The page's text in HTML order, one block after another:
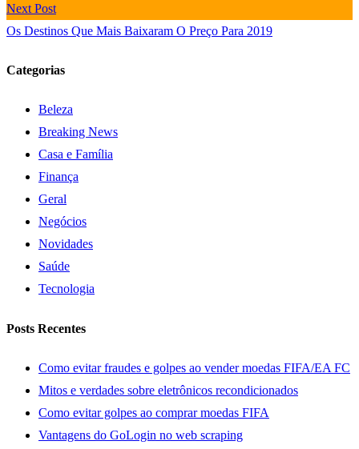
Next Post
Os Destinos Que Mais Baixaram O Preço Para 2019
Categorias
Beleza
Breaking News
Casa e Família
Finança
Geral
Negócios
Novidades
Saúde
Tecnologia
Posts Recentes
Como evitar fraudes e golpes ao vender moedas FIFA/EA FC
Mitos e verdades sobre eletrônicos recondicionados
Como evitar golpes ao comprar moedas FIFA
Vantagens do GoLogin no web scraping